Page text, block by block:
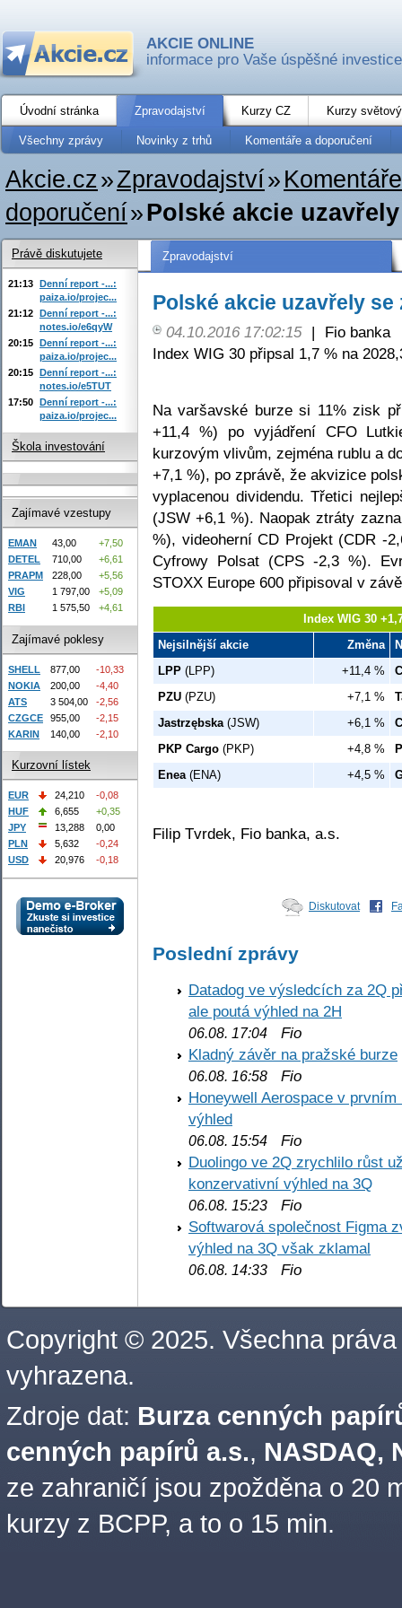
AKCIE ONLINE
informace pro Vaše úspěšné investice
Úvodní stránka Zpravodajství Kurzy CZ Kurzy
Všechny zprávy Novinky z trhů Komentáře a doporučení
Akcie.cz»Zpravodajství»
doporučení»Polské akcie
Zpravodajství
Polské akcie uzavřely se
04.10.2016 17:02:15 |
Fio banka
Index WIG 30 připsal 1,7 % na
Na varšavské burze si 11% zisk
+11,4 %) po vyjádření CFO
kurzovým vlivům, zejména rublu a
+7,1 %), po zprávě, že akvizice
vyplacenou dividendu. Třetici
(JSW +6,1 %). Naopak ztráty
%), videoherní CD Projekt (CDR -
Cyfrowy Polsat (CPS -2,3 %).
STOXX Europe 600 připisoval v
Index WIG 30
Nejsilnější akcie
Změna
LPP (LPP) +11,4 %
PZU (PZU) +7,1 %
Jastrzębska (JSW) +6,1 %
PKP Cargo (PKP) +4,8 %
Enea (ENA) +4,5 %
Filip Tvrdek, Fio banka, a.s.
Diskutovat
Poslední zprávy
Datadog ve výsledcích za 2Q
ale poutá výhled na 2H
06.08. 17:04 Fio
Kladný závěr na pražské burze
06.08. 16:58 Fio
Honeywell Aerospace v
výhled
06.08. 15:54 Fio
Duolingo ve 2Q zrychlilo růst
konzervativní výhled na 3Q
06.08. 15:23 Fio
Softwarová společnost Figma
výhled na 3Q však zklamal
06.08. 14:33 Fio
Právě diskutujete
21:13 Denní report -...:
paiza.io/projec...
21:12 Denní report -...:
notes.io/e6qyW
20:15 Denní report -...:
paiza.io/projec...
20:15 Denní report -...:
notes.io/e5TUT
17:50 Denní report -...:
paiza.io/projec...
Škola investování
Zajímavé vzestupy
EMAN 43,00
+7,50
DETEL
710,00
+6,61
PRAPM
228,00
+5,56
VIG
1 797,00
+5,09
RBI
1 575,50 +4,61
Zajímavé poklesy
SHELL 877,00
-10,33
NOKIA
200,00
-4,40
ATS
3 504,00
-2,56
CZGCE
955,00
-2,15
KARIN
140,00 -2,10
Kurzovní lístek
EUR 24,210
-0,08
HUF
6,655
+0,35
JPY
13,288
0,00
PLN
5,632
-0,24
USD
20,976 -0,18
Copyright © 2025. Všechna práva
vyhrazena.
Zdroje dat: Burza cenných
cenných papírů a.s., NASDAQ,
ze zahraničí jsou zpožděna o 20
kurzy z BCPP, a to o 15 min.